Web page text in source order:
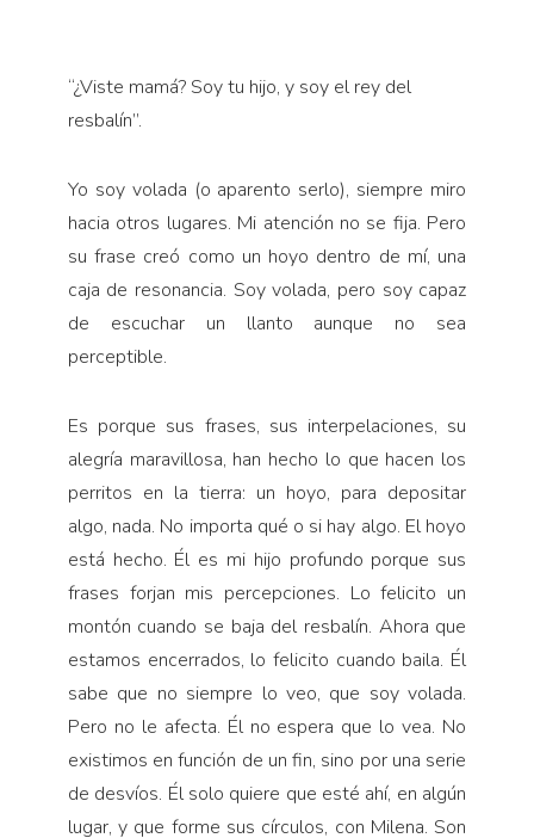
“¿Viste mamá? Soy tu hijo, y soy el rey del
resbalín”.
Yo soy volada (o aparento serlo), siempre miro
hacia otros lugares. Mi atención no se fija. Pero
su frase creó como un hoyo dentro de mí, una
caja de resonancia. Soy volada, pero soy capaz
de escuchar un llanto aunque no sea
perceptible.
Es porque sus frases, sus interpelaciones, su
alegría maravillosa, han hecho lo que hacen los
perritos en la tierra: un hoyo, para depo­sitar
algo, nada. No importa qué o si hay algo. El hoyo
está hecho. Él es mi hijo profundo porque sus
frases forjan mis percepciones. Lo felicito un
montón cuando se baja del resbalín. Ahora que
esta­mos encerrados, lo felicito cuando baila. Él
sabe que no siempre lo veo, que soy volada.
Pero no le afecta. Él no espera que lo vea. No
existimos en función de un fin, sino por una serie
de desvíos. Él solo quiere que esté ahí, en algún
lugar, y que forme sus círculos, con Milena. Son